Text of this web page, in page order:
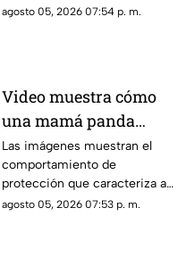
puede tener efectos
agosto 05, 2026 07:54 p. m.
Video muestra cómo
una mamá panda
protege a su cría
Las imágenes muestran el
comportamiento de
protección que caracteriza a
las pandas gigantes durante los
agosto 05, 2026 07:53 p. m.